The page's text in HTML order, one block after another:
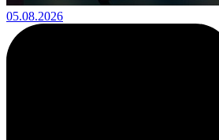
05.08.2026